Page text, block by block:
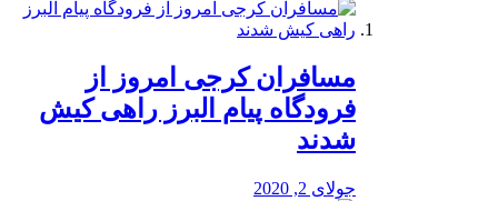
مسافران کرجی امروز از
فرودگاه پیام البرز راهی کیش
شدند
جولای 2, 2020